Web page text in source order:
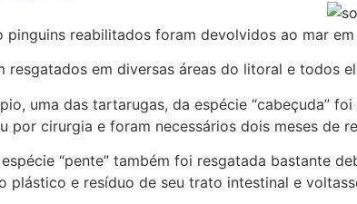
pinguins reabilitados foram devolvidos ao mar
resgatados em diversas áreas do litoral e todos
uma das tartarugas, da espécie “cabeçuda”
por cirurgia e foram necessários dois meses de
“pente” também foi resgatada bastante
plástico e resíduo de seu trato intestinal e